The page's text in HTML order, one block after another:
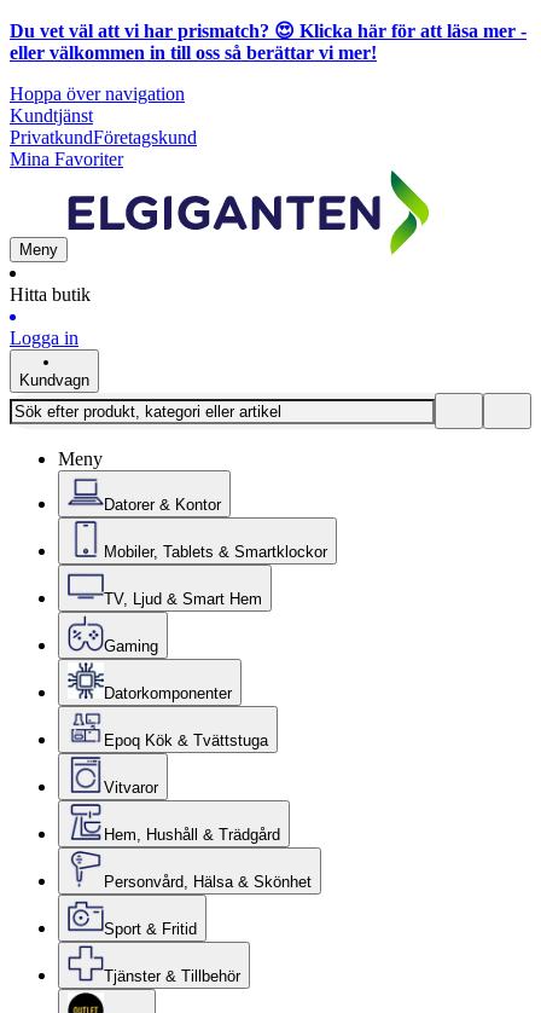
Du vet väl att vi har prismatch? 😍 Klicka här för att läsa mer -
eller välkommen in till oss så berättar vi mer!
Hoppa över navigation
Kundtjänst
PrivatkundFöretagskund
Mina Favoriter
Meny
Hitta butik
Logga in
Kundvagn
Meny
Datorer & Kontor
Mobiler, Tablets & Smartklockor
TV, Ljud & Smart Hem
Gaming
Datorkomponenter
Epoq Kök & Tvättstuga
Vitvaror
Hem, Hushåll & Trädgård
Personvård, Hälsa & Skönhet
Sport & Fritid
Tjänster & Tillbehör